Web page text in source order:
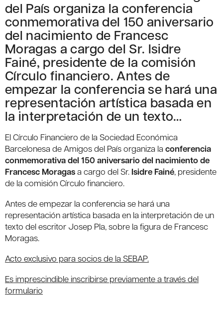
del País organiza la conferencia
conmemorativa del 150 aniversario
del nacimiento de Francesc
Moragas a cargo del Sr. Isidre
Fainé, presidente de la comisión
Círculo financiero. Antes de
empezar la conferencia se hará una
representación artística basada en
la interpretación de un texto…
El Círculo Financiero de la Sociedad Económica
Barcelonesa de Amigos del País organiza la conferencia
conmemorativa del 150 aniversario del nacimiento de
Francesc Moragasa cargo del Sr. Isidre Fainé, presidente
de la comisión Círculo financiero.
Antes de empezar la conferencia se hará una
representación artística basada en la interpretación de un
texto del escritor Josep Pla, sobre la figura de Francesc
Moragas.
Acto exclusivo para socios de la SEBAP.
Es imprescindible inscribirse previamente a través del
formulario